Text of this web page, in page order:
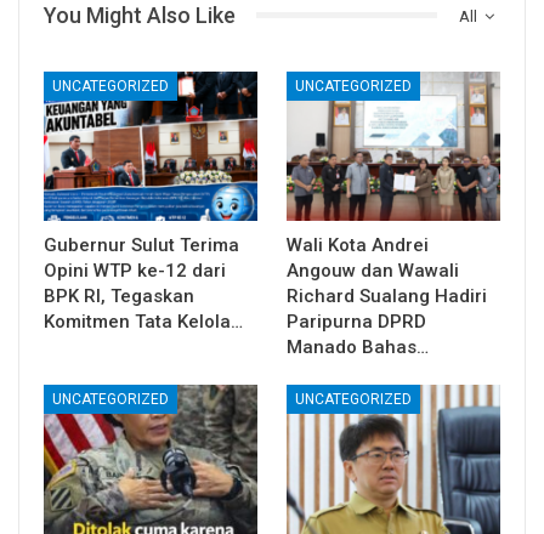
All
You Might Also Like
UNCATEGORIZED
Gubernur Sulut Terima
Opini WTP ke-12 dari
BPK RI, Tegaskan
Komitmen Tata Kelola…
UNCATEGORIZED
Wali Kota Andrei
Angouw dan Wawali
Richard Sualang Hadiri
Paripurna DPRD
Manado Bahas…
UNCATEGORIZED UNCATEGORIZED